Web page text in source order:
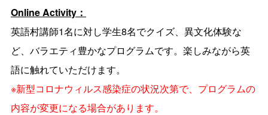
Online Activity：
英語村講師1名に対し学生8名でクイズ、異文化体験な
ど、バラエティ豊かなプログラムです。楽しみながら英
語に触れていただけます。
※新型コロナウィルス感染症の状況次第で、プログラムの
内容が変更になる場合があります。